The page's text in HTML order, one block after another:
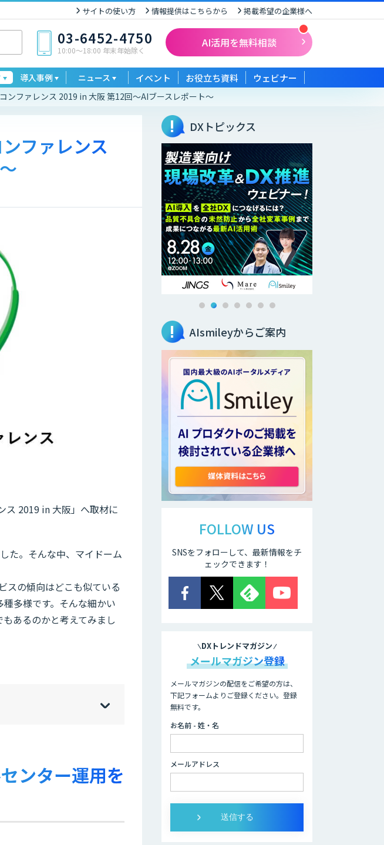
サイトの使い方 情報提供はこちらから 掲載希望の企業様へ
03-6452-4750
10:00〜18:00 年末年始除く
AI活用を無料相談
導入事例 ニュース イベント お役立ち資料 ウェビナー
ンファレンス 2019 in 大阪 第12回～AIブースレポート～
ファレンス
ス 2019 in 大阪」へ取材に
た。そんな中、マイドーム
スの傾向はどこも似ている
多様です。そんな細かい
あるのかと考えてみまし
[hi
]
[sh
]
ンター運用を
DXトピックス
AIsmileyからご案内
FOLLOW US
SNSをフォローして、最新情報をチ
ェックできます！
DXトレンドマガジン
メールマガジン登録
メールマガジンの配信をご希望の方は、
下記フォームよりご登録ください。登録
無料です。
お名前 - 姓・名
メールアドレス